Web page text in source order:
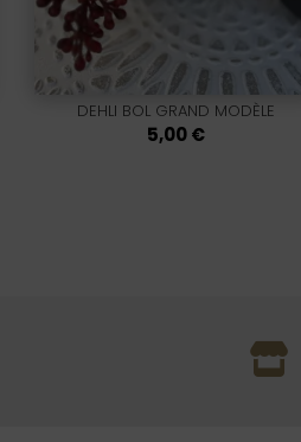
DEHLI BOL GRAND MODÈLE
5,00€